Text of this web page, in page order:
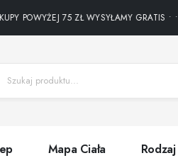
POWYŻEJ 75 ZŁ WYSYŁAMY GRATIS •
Mapa Ciała